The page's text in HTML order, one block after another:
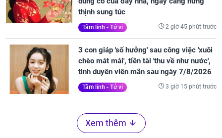
thịnh sung túc
Tâm linh - Tử vi 2 giờ 45 phút trước
3 con giáp 'số hưởng' sau công việc 'xuôi
chèo mát mái', tiền tài 'thu về như nước',
tình duyên viên mãn sau ngày 7/8/2026
Tâm linh - Tử vi 3 giờ 15 phút trước
Xem thêm